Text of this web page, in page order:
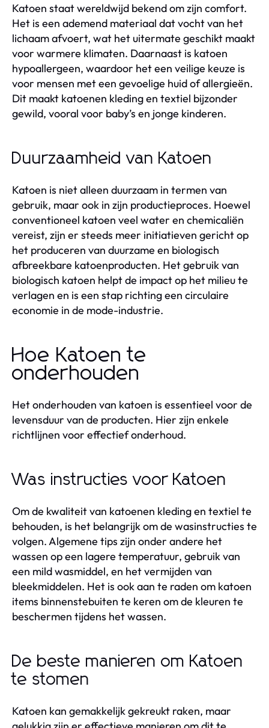
Katoen staat wereldwijd bekend om zijn comfort.
Het is een ademend materiaal dat vocht van het
lichaam afvoert, wat het uitermate geschikt maakt
voor warmere klimaten. Daarnaast is katoen
hypoallergeen, waardoor het een veilige keuze is
voor mensen met een gevoelige huid of allergieën.
Dit maakt katoenen kleding en textiel bijzonder
gewild, vooral voor baby’s en jonge kinderen.
Duurzaamheid van Katoen
Katoen is niet alleen duurzaam in termen van
gebruik, maar ook in zijn productieproces. Hoewel
conventioneel katoen veel water en chemicaliën
vereist, zijn er steeds meer initiatieven gericht op
het produceren van duurzame en biologisch
afbreekbare katoenproducten. Het gebruik van
biologisch katoen helpt de impact op het milieu te
verlagen en is een stap richting een circulaire
economie in de mode-industrie.
Hoe Katoen te
onderhouden
Het onderhouden van katoen is essentieel voor de
levensduur van de producten. Hier zijn enkele
richtlijnen voor effectief onderhoud.
Was instructies voor Katoen
Om de kwaliteit van katoenen kleding en textiel te
behouden, is het belangrijk om de wasinstructies te
volgen. Algemene tips zijn onder andere het
wassen op een lagere temperatuur, gebruik van
een mild wasmiddel, en het vermijden van
bleekmiddelen. Het is ook aan te raden om katoen
items binnenstebuiten te keren om de kleuren te
beschermen tijdens het wassen.
De beste manieren om Katoen
te stomen
Katoen kan gemakkelijk gekreukt raken, maar